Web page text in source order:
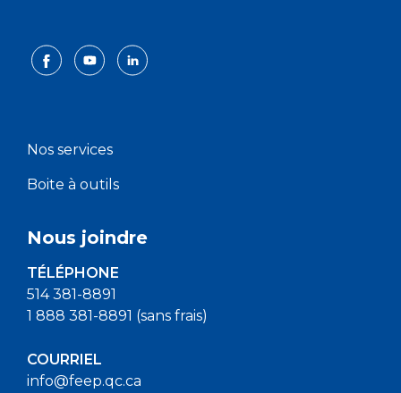
Nos services
Boite à outils
Nous joindre
TÉLÉPHONE
514 381-8891
1 888 381-8891 (sans frais)
COURRIEL
info@feep.qc.ca